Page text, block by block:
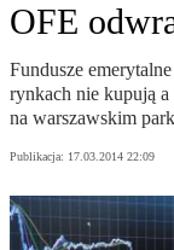
OFE
Fundusze
rynkach nie kupują
na warszawskim
Publikacja: 17.03.2014 22:09